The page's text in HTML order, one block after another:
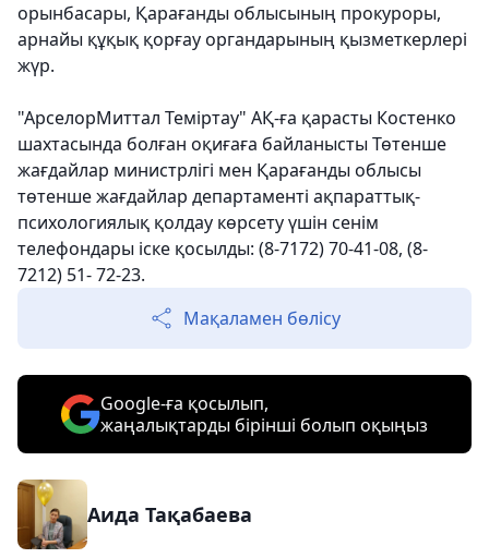
орынбасары, Қарағанды ​​облысының прокуроры,
арнайы құқық қорғау органдарының қызметкерлері
жүр.
"АрселорМиттал Теміртау" АҚ-ға қарасты Костенко
шахтасында болған оқиғаға байланысты Төтенше
жағдайлар министрлігі мен Қарағанды ​​облысы
төтенше жағдайлар департаменті ақпараттық-
психологиялық қолдау көрсету үшін сенім
телефондары іске қосылды: (8-7172) 70-41-08, (8-
7212) 51- 72-23.
Мақаламен бөлісу
Google-ға қосылып,
жаңалықтарды бірінші болып оқыңыз
Аида Тақабаева